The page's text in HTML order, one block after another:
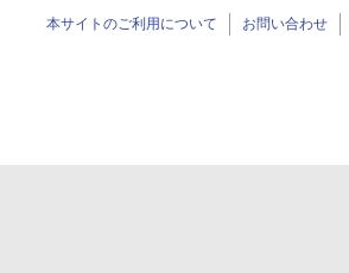
本サイトのご利用について お問い合わせ